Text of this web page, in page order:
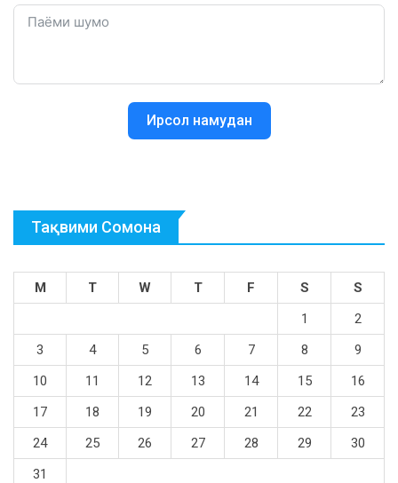
Ирсол намудан
Тақвими Сомона
M T W T F S
S
1
2
3
4 5 6 7 8
9
10
11 12 13 14 15
16
17
18 19 20 21 22
23
24
25 26 27 28 29
30
31